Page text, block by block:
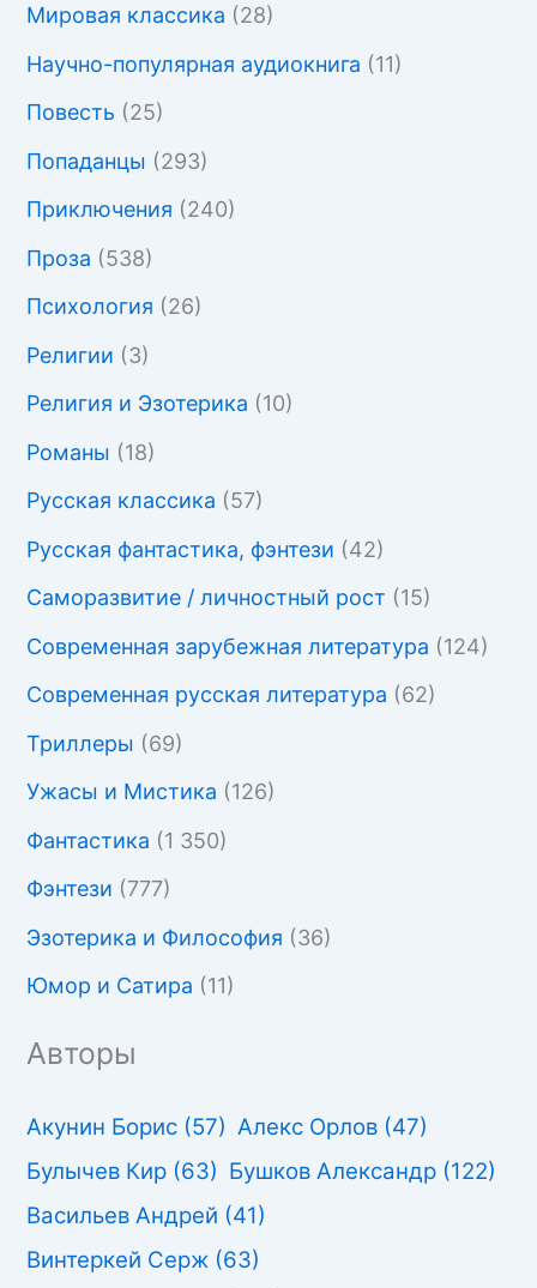
Мировая классика (28)
Научно-популярная аудиокнига (11)
Повесть (25)
Попаданцы (293)
Приключения (240)
Проза (538)
Психология (26)
Религии (3)
Религия и Эзотерика (10)
Романы (18)
Русская классика (57)
Русская фантастика, фэнтези (42)
Саморазвитие / личностный рост (15)
Современная зарубежная литература (124)
Современная русская литература (62)
Триллеры (69)
Ужасы и Мистика (126)
Фантастика (1 350)
Фэнтези (777)
Эзотерика и Философия (36)
Юмор и Сатира (11)
Авторы
Акунин Борис (57) Алекс Орлов (47)
Булычев Кир (63) Бушков Александр (122)
Васильев Андрей (41)
Винтеркей Серж (63)